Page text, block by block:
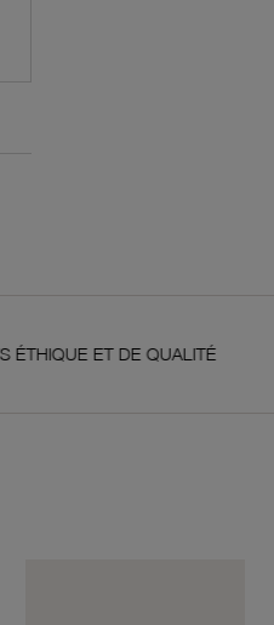
QUALITÉ
favoris